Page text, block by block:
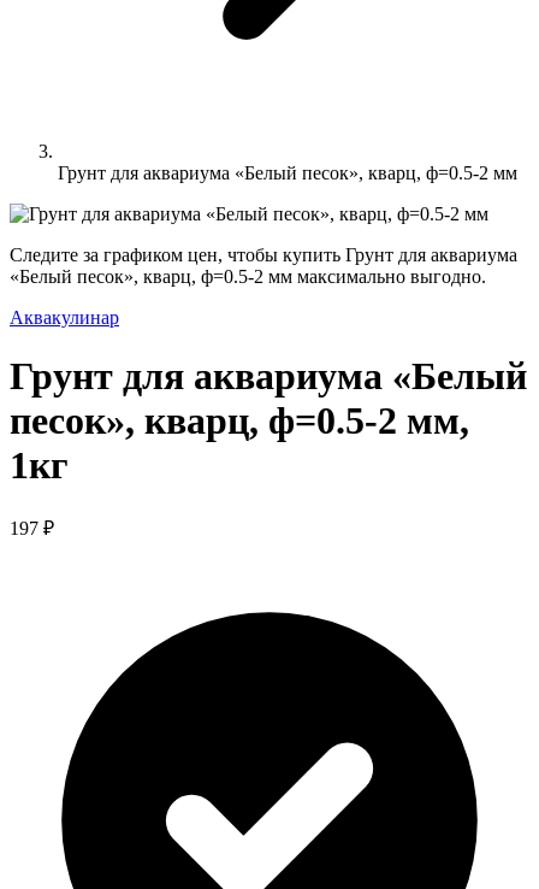
Грунт для аквариума «Белый песок», кварц, ф=0.5-2 мм
Следите за графиком цен, чтобы купить Грунт для аквариума
«Белый песок», кварц, ф=0.5-2 мм максимально выгодно.
Аквакулинар
Грунт для аквариума «Белый
песок», кварц, ф=0.5-2 мм,
1кг
197 ₽